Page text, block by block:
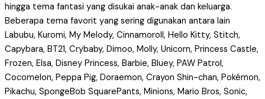
hingga tema fantasi yang disukai anak-anak dan keluarga.
Beberapa tema favorit yang sering digunakan antara lain
Labubu, Kuromi, My Melody, Cinnamoroll, Hello Kitty, Stitch,
Capybara, BT21, Crybaby, Dimoo, Molly, Unicorn, Princess Castle,
Frozen, Elsa, Disney Princess, Barbie, Bluey, PAW Patrol,
Cocomelon, Peppa Pig, Doraemon, Crayon Shin-chan, Pokémon,
Pikachu, SpongeBob SquarePants, Minions, Mario Bros, Sonic,